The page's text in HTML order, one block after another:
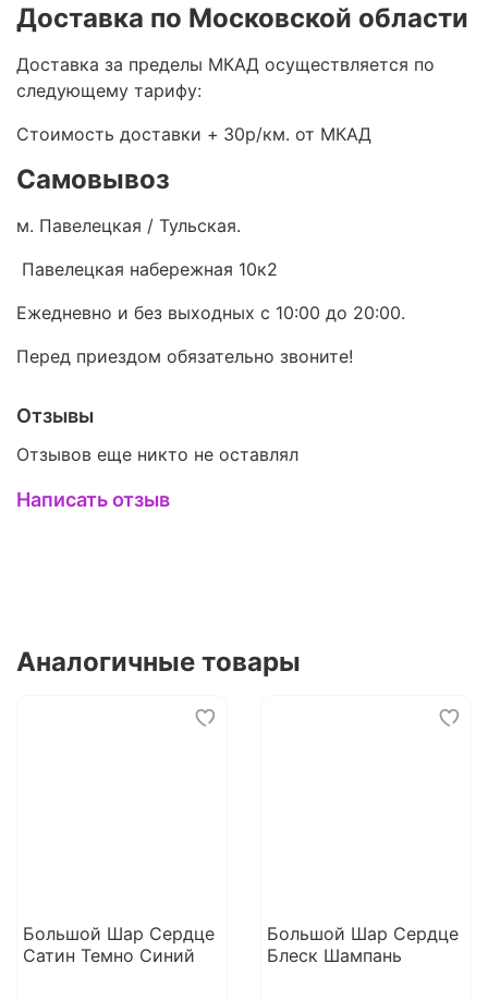
Доставка по Московской области
Доставка за пределы МКАД осуществляется по
следующему тарифу:
Стоимость доставки + 30р/км. от МКАД
Самовывоз
м. Павелецкая / Тульская.
Павелецкая набережная 10к2
Ежедневно и без выходных с 10:00 до 20:00.
Перед приездом обязательно звоните!
Отзывы
Отзывов еще никто не оставлял
Написать отзыв
Аналогичные товары
Большой Шар Сердце
Сатин Темно Синий
Большой Шар Сердце
Блеск Шампань